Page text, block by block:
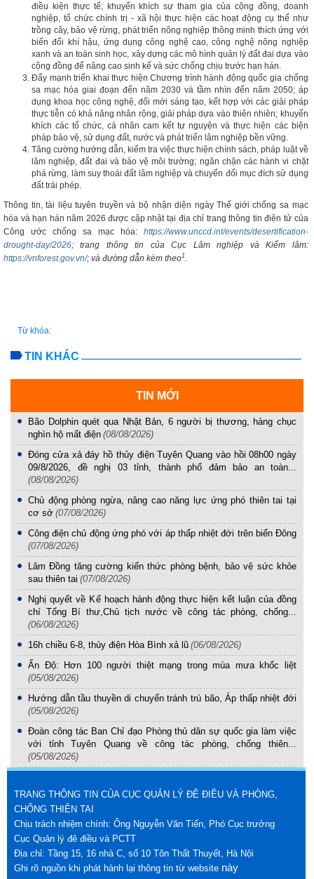
điều kiện thực tế; khuyến khích sự tham gia của cộng đồng, doanh
nghiệp, tổ chức chính trị - xã hội thực hiện các hoạt động cụ thể như
trồng cây, bảo vệ rừng, phát triển nông nghiệp thông minh thích ứng với
biến đổi khí hậu, ứng dụng công nghệ cao, công nghệ nông nghiệp
xanh và an toàn sinh học, xây dựng các mô hình quản lý đất đai dựa vào
cộng đồng để nâng cao sinh kế và sức chống chịu trước hạn hán.
Đẩy mạnh triển khai thực hiện Chương trình hành động quốc gia chống
sa mạc hóa giai đoạn đến năm 2030 và tầm nhìn đến năm 2050; áp
dụng khoa học công nghệ, đổi mới sáng tạo, kết hợp với các giải pháp
thực tiễn có khả năng nhân rộng, giải pháp dựa vào thiên nhiên; khuyến
khích các tổ chức, cá nhân cam kết tự nguyện và thực hiện các biện
pháp bảo vệ, sử dụng đất, nước và phát triển lâm nghiệp bền vững.
Tăng cường hướng dẫn, kiểm tra việc thực hiện chính sách, pháp luật về
lâm nghiệp, đất đai và bảo vệ môi trường; ngăn chặn các hành vi chặt
phá rừng, làm suy thoái đất lâm nghiệp và chuyển đổi mục đích sử dụng
đất trái phép.
Thông tin, tài liệu tuyên truyền và bộ nhận diện ngày Thế giới chống sa mạc
hóa và hạn hán năm 2026 được cập nhật tại địa chỉ trang thông tin điện tử của
Công ước chống sa mạc hóa: https://www.unccd.int/events/desertification-
drought-day/2026; trang thông tin của Cục Lâm nghiệp và Kiểm lâm:
https://vnforest.gov.vn/; và đường dẫn kèm theo1
Từ khóa:
TIN KHÁC
TIN MỚI
Bão Dolphin quét qua Nhật Bản, 6 người bị thương, hàng chục
nghìn hộ mất điện (08/08/2026)
Đóng cửa xả đáy hồ thủy điện Tuyên Quang vào hồi 08h00 ngày
09/8/2026, đề nghị 03 tỉnh, thành phố đảm bảo an toàn...
(08/08/2026)
Chủ động phòng ngừa, nâng cao năng lực ứng phó thiên tai tại
cơ sở (07/08/2026)
Công điện chủ động ứng phó với áp thấp nhiệt đới trên biển Đông
(07/08/2026)
Lâm Đồng tăng cường kiến thức phòng bệnh, bảo vệ sức khỏe
sau thiên tai (07/08/2026)
Nghị quyết về Kế hoạch hành động thực hiện kết luận của đồng
chí Tổng Bí thư,Chủ tịch nước về công tác phòng, chống...
(06/08/2026)
16h chiều 6-8, thủy điện Hòa Bình xả lũ (06/08/2026)
Ấn Độ: Hơn 100 người thiệt mạng trong mùa mưa khốc liệt
(05/08/2026)
Hướng dẫn tầu thuyền di chuyển tránh trú bão, Áp thấp nhiệt đới
(05/08/2026)
Đoàn công tác Ban Chỉ đạo Phòng thủ dân sự quốc gia làm việc
với tỉnh Tuyên Quang về công tác phòng, chống thiên...
(05/08/2026)
TRANG THÔNG TIN CỦA CỤC QUẢN LÝ ĐÊ ĐIỀU VÀ PHÒNG,
CHỐNG THIÊN TAI
Chịu trách nhiệm chính: Ông Nguyễn Văn Tiến, Phó Cục trưởng
Cục Quản lý đê điều và PCTT
Địa chỉ: Tầng 15, 16 nhà C, số 10 Tôn Thất Thuyết, Hà Nội
Ghi rõ nguồn khi phát hành lại thông tin từ website này